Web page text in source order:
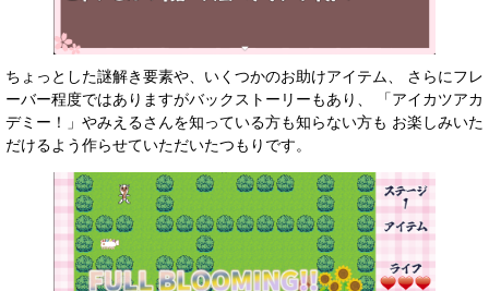
ちょっとした謎解き要素や、いくつかのお助けアイテム、 さらにフレ
ーバー程度ではありますがバックストーリーもあり、 「アイカツアカ
デミー！」やみえるさんを知っている方も知らない方も お楽しみいた
だけるよう作らせていただいたつもりです。